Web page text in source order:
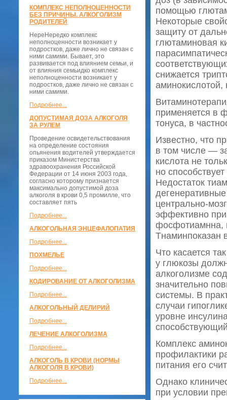
КОМПЛЕКС НЕПОЛНОЦЕННОСТИ
БЕЗ ПРИЧИНЫ. АЛКОГОЛИЗМ
РОДИТЕЛЕЙ
НереНередко комплекс
неполноценности возникает у
подростков, даже лично не связан с
ними самими. Бывает, это
развивается под влиянием семьи, и
от влияния семьидко комплекс
неполноценности возникает у
подростков, даже лично не связан с
ними самими.
Подробнее...
ДОПУСТИМАЯ ДОЗА АЛКОГОЛЯ
ЗА РУЛЕМ
Проведение освидетельствования
на определение состояния
опьянения водителей утверждается
приказом Министерства
здравоохранения Российской
Федерации от 14 июня 2003 года,
согласно которому признается
максимально допустимой доза
алкоголя в крови 0,5 промилле, что
составляет пять
Подробнее...
АЛКОГОЛЬНАЯ ЭНЦЕФАЛОПАТИЯ
Подробнее...
ПОХМЕЛЬЕ
Подробнее...
КОДИРОВАНИЕ ОТ АЛКОГОЛИЗМА
Подробнее...
АЛКОГОЛЬНЫЙ ДЕЛИРИЙ
Подробнее...
ЛЕЧЕНИЕ АЛКОГОЛИЗМА
Подробнее...
АЛКОГОЛЬ В КРОВИ (НОРМЫ
АЛКОГОЛЯ В КРОВИ)
Подробнее...
помощью
Некоторые
защиту от
глютаминовая
снижается
аминокислотой,
применяется в
тонуса, в
Известно, что
в том числе —
кислота не
но
Недостаток
центрально-
эффективно
фосфотиамнна,
Тнаминпоказан
Что касается
у глюкозы
алкоголизме
значительно
системы. В
случаи
уровне
Комплекс
профилактики
питания его
Однако
при условии